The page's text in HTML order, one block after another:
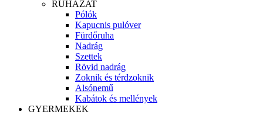
RUHÁZAT
Pólók
Kapucnis pulóver
Fürdőruha
Nadrág
Szettek
Rövid nadrág
Zoknik és térdzoknik
Alsónemű
Kabátok és mellények
GYERMEKEK